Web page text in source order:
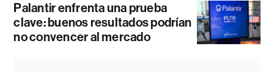
Palantir enfrenta una prueba
clave: buenos resultados podrían
no convencer al mercado